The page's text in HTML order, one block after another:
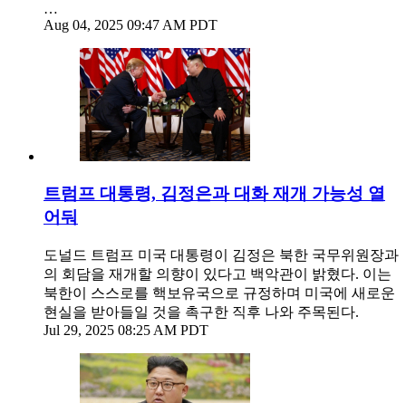
…
Aug 04, 2025 09:47 AM PDT
트럼프 대통령, 김정은과 대화 재개 가능성 열
어둬
도널드 트럼프 미국 대통령이 김정은 북한 국무위원장과
의 회담을 재개할 의향이 있다고 백악관이 밝혔다. 이는
북한이 스스로를 핵보유국으로 규정하며 미국에 새로운
현실을 받아들일 것을 촉구한 직후 나와 주목된다.
Jul 29, 2025 08:25 AM PDT